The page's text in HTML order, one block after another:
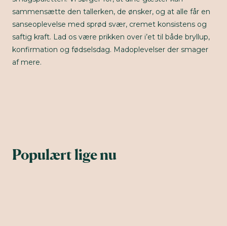
sammensætte den tallerken, de ønsker, og at alle får en
sanseoplevelse med sprød svær, cremet konsistens og
saftig kraft. Lad os være prikken over i’et til både bryllup,
konfirmation og fødselsdag. Madoplevelser der smager
af mere.
Populært lige nu